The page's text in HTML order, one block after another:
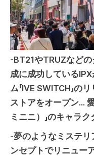
-BT21やTRUZなど
成に成功している
ム「IVE SWITCH」の
ストアをオープン...
ミニニ）」のキャラ
-夢のようなミステリ
ンセプトでリニュー